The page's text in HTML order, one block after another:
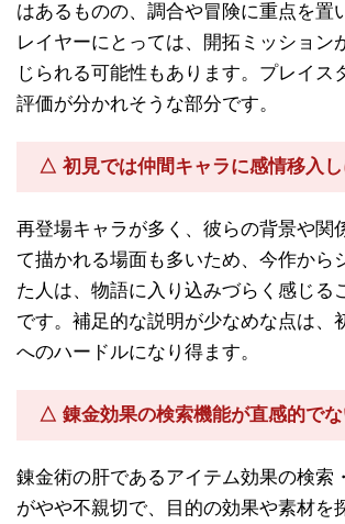
はあるものの、調合や冒険に重点を置
レイヤーにとっては、開拓ミッション
じられる可能性もあります。プレイス
評価が分かれそうな部分です。
△ 初見では仲間キャラに感情移入
再登場キャラが多く、彼らの背景や関
て描かれる場面も多いため、今作から
た人は、物語に入り込みづらく感じる
です。補足的な説明が少なめな点は、
へのハードルになり得ます。
△ 錬金効果の検索機能が直感的で
錬金術の肝であるアイテム効果の検索
がやや不親切で、目的の効果や素材を